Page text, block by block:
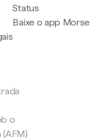
Status
Baixe o app Morse
o